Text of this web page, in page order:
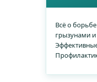
Всё о
грызунами